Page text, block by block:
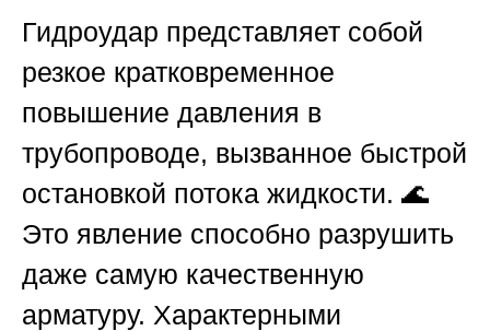
Гидроудар представляет собой
резкое кратковременное
повышение давления в
трубопроводе, вызванное быстрой
остановкой потока жидкости. 🌊
Это явление способно разрушить
даже самую качественную
арматуру. Характерными